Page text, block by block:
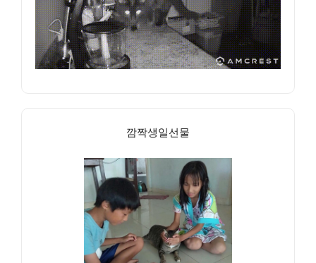
깜짝생일선물